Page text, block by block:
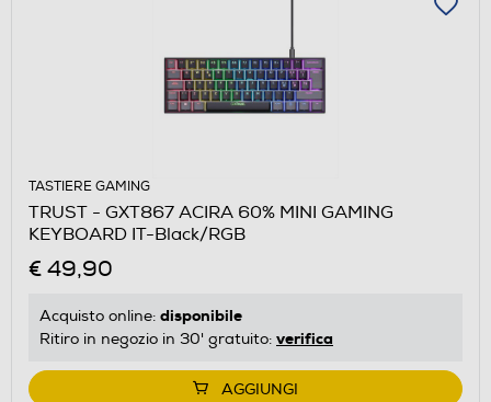
TASTIERE GAMING
TRUST - GXT867 ACIRA 60% MINI GAMING
KEYBOARD IT-Black/RGB
€ 49,90
Acquisto online: disponibile
Ritiro in negozio in 30' gratuito: verifica
AGGIUNGI